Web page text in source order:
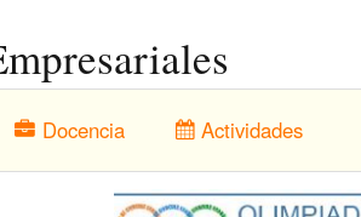
Docencia Actividades